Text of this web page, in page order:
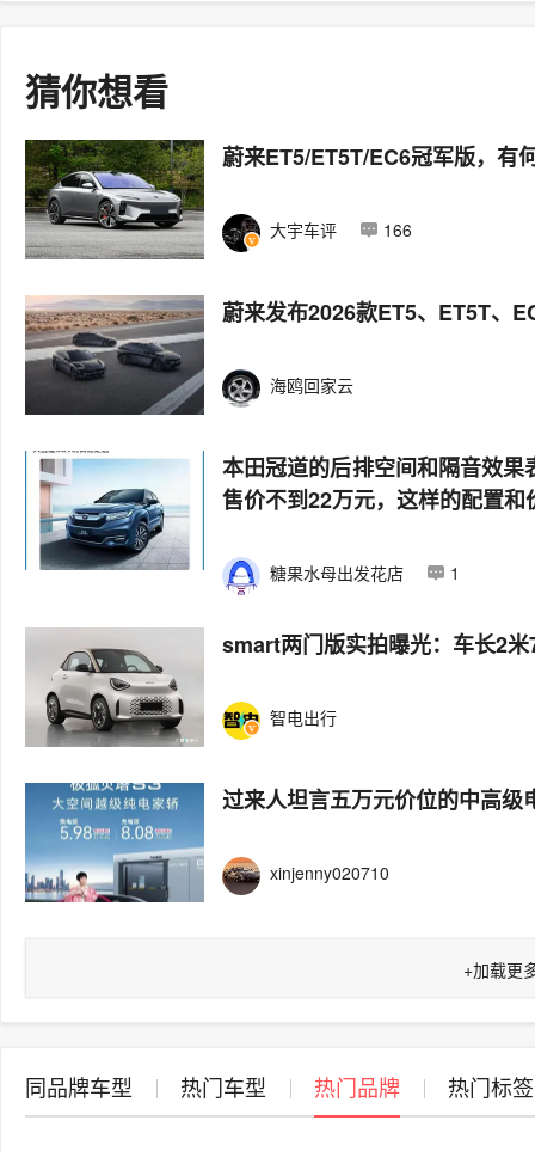
猜你想看
蔚来ET5/ET5T/EC6冠军版，有
大宇车评 166
蔚来发布2026款ET5、ET5T、
海鸥回家云
本田冠道的后排空间和隔音效
售价不到22万元，这样的配置
糖果水母出发花店 1
smart两门版实拍曝光：车长2
智电出行
过来人坦言五万元价位的中高
xinjenny020710
+加载更
同品牌车型 热门车型 热门品牌 热门标签